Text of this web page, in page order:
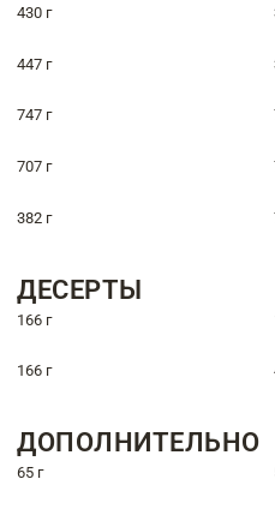
430 г
447 г
747 г
707 г
382 г
ДЕСЕРТЫ
166 г
166 г
ДОПОЛНИТЕЛЬНО
65 г